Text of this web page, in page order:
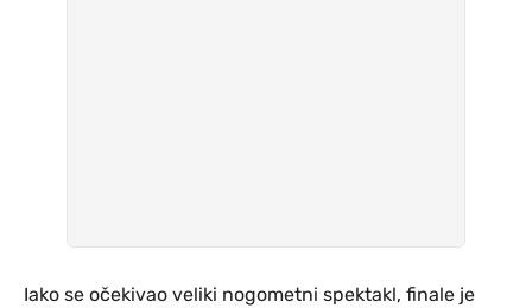
Iako se očekivao veliki nogometni spektakl, finale je